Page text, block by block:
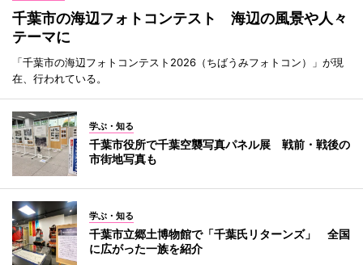
千葉市の海辺フォトコンテスト 海辺の風景や人々
テーマに
「千葉市の海辺フォトコンテスト2026（ちばうみフォトコン）」が現
在、行われている。
学ぶ・知る
千葉市役所で千葉空襲写真パネル展 戦前・戦後の
市街地写真も
学ぶ・知る
千葉市立郷土博物館で「千葉氏リターンズ」 全国
に広がった一族を紹介